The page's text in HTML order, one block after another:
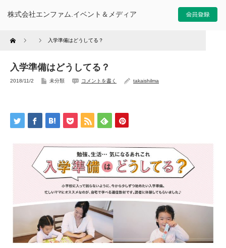
株式会社エンファム.イベント＆メディア
Home 入学準備はどうしてる？
入学準備はどうしてる？
2018/11/2 未分類 コメントを書く takaishilma